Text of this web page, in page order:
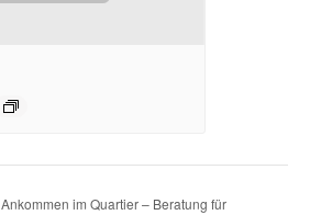
Ankommen im Quartier – Beratung für